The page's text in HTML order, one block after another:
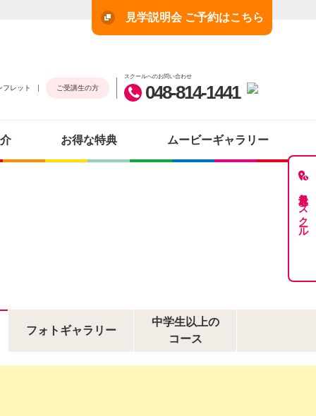
見学説明会 ご予約はこちら
フレット ご受講生の方
スクールへのお問い合わせ
048-814-1441
お得な特典 ムービーギャラリー
最近見たスクール
フォトギャラリー
中学生以上の
コース